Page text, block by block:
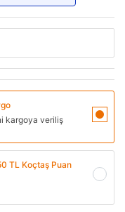
kargoya veriliş
TL Koçtaş Puan